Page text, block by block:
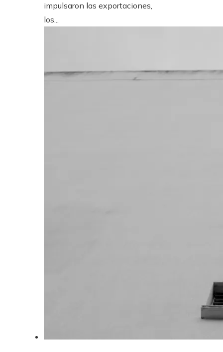
impulsaron las exportaciones,
los...